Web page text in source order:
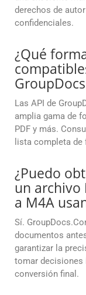
derechos de
confidenciales.
¿Qué
Las API de
amplia gama de
PDF y más.
lista completa
¿Puedo
un archivo
a M4A
Sí.
documentos
garantizar la
tomar decisiones
conversión final.